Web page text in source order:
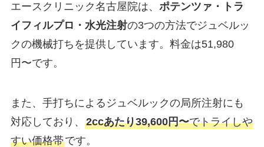
エースクリニック名古屋院は、 ポテンツァ・トラ
イフィルプロ・水光注射の3つの方法でジュベルッ
クの機械打ちを提供しています。料金は51,980
円〜です。
また、手打ちによるジュベルックの局所注射にも
対応しており、 2ccあたり39,600円〜でトライしや
すい価格帯です。